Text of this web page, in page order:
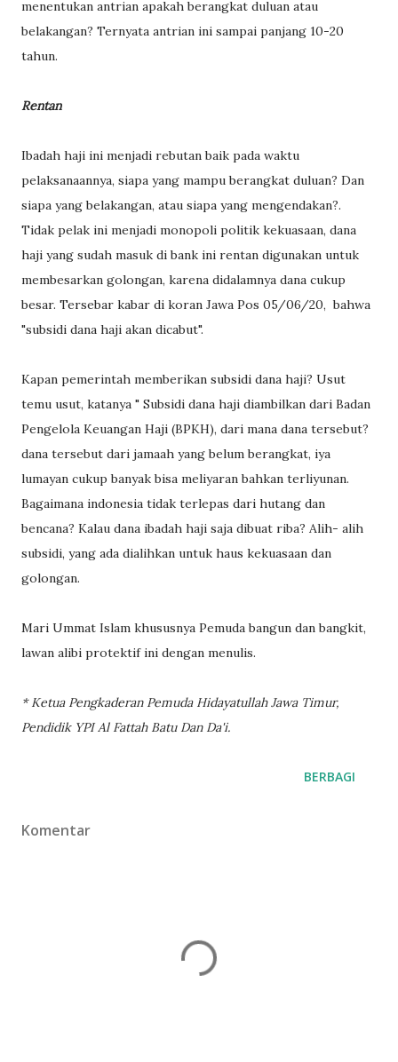
menentukan antrian apakah berangkat duluan atau
belakangan? Ternyata antrian ini sampai panjang 10-20
tahun.
Rentan
Ibadah haji ini menjadi rebutan baik pada waktu
pelaksanaannya, siapa yang mampu berangkat duluan? Dan
siapa yang belakangan, atau siapa yang mengendakan?.
Tidak pelak ini menjadi monopoli politik kekuasaan, dana
haji yang sudah masuk di bank ini rentan digunakan untuk
membesarkan golongan, karena didalamnya dana cukup
besar. Tersebar kabar di koran Jawa Pos 05/06/20, bahwa
"subsidi dana haji akan dicabut".
Kapan pemerintah memberikan subsidi dana haji? Usut
temu usut, katanya " Subsidi dana haji diambilkan dari Badan
Pengelola Keuangan Haji (BPKH), dari mana dana tersebut?
dana tersebut dari jamaah yang belum berangkat, iya
lumayan cukup banyak bisa meliyaran bahkan terliyunan.
Bagaimana indonesia tidak terlepas dari hutang dan
bencana? Kalau dana ibadah haji saja dibuat riba? Alih- alih
subsidi, yang ada dialihkan untuk haus kekuasaan dan
golongan.
Mari Ummat Islam khususnya Pemuda bangun dan bangkit,
lawan alibi protektif ini dengan menulis.
* Ketua Pengkaderan Pemuda Hidayatullah Jawa Timur,
Pendidik YPI Al Fattah Batu Dan Da'i.
BERBAGI
Komentar